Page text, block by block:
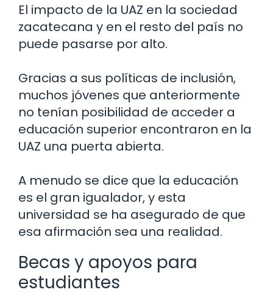
El impacto de la UAZ en la sociedad
zacatecana y en el resto del país no
puede pasarse por alto.
Gracias a sus políticas de inclusión,
muchos jóvenes que anteriormente
no tenían posibilidad de acceder a
educación superior encontraron en la
UAZ una puerta abierta.
A menudo se dice que la educación
es el gran igualador, y esta
universidad se ha asegurado de que
esa afirmación sea una realidad.
Becas y apoyos para
estudiantes